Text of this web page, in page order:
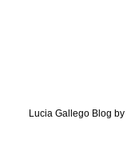
Lucia Gallego Blog by